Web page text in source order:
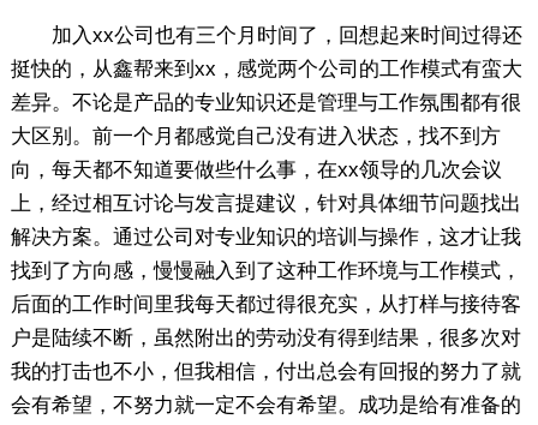
加入xx公司也有三个月时间了，回想起来时间过得还
挺快的，从鑫帮来到xx，感觉两个公司的工作模式有蛮大
差异。不论是产品的专业知识还是管理与工作氛围都有很
大区别。前一个月都感觉自己没有进入状态，找不到方
向，每天都不知道要做些什么事，在xx领导的几次会议
上，经过相互讨论与发言提建议，针对具体细节问题找出
解决方案。通过公司对专业知识的培训与操作，这才让我
找到了方向感，慢慢融入到了这种工作环境与工作模式，
后面的工作时间里我每天都过得很充实，从打样与接待客
户是陆续不断，虽然附出的劳动没有得到结果，很多次对
我的打击也不小，但我相信，付出总会有回报的努力了就
会有希望，不努力就一定不会有希望。成功是给有准备的